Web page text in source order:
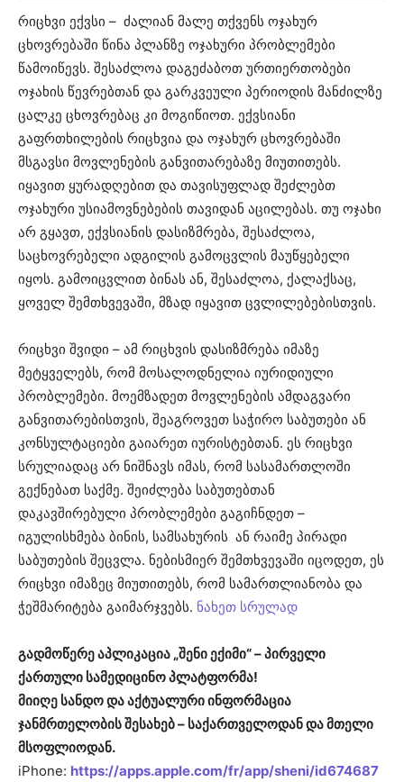
რიცხვი ექვსი – ძალიან მალე თქვენს ოჯახურ
ცხოვრებაში წინა პლანზე ოჯახური პრობლემები
წამოიწევს. შესაძლოა დაგეძაბოთ ურთიერთობები
ოჯახის წევრებთან და გარკვეული პერიოდის მანძილზე
ცალკე ცხოვრებაც კი მოგიწიოთ. ექვსიანი
გაფრთხილების რიცხვია და ოჯახურ ცხოვრებაში
მსგავსი მოვლენების განვითარებაზე მიუთითებს.
იყავით ყურადღებით და თავისუფლად შეძლებთ
ოჯახური უსიამოვნებების თავიდან აცილებას. თუ ოჯახი
არ გყავთ, ექვსიანის დასიზმრება, შესაძლოა,
საცხოვრებელი ადგილის გამოცვლის მაუწყებელი
იყოს. გამოიცვლით ბინას ან, შესაძლოა, ქალაქსაც,
ყოველ შემთხვევაში, მზად იყავით ცვლილებებისთვის.
რიცხვი შვიდი – ამ რიცხვის დასიზმრება იმაზე
მეტყველებს, რომ მოსალოდნელია იურიდიული
პრობლემები. მოემზადეთ მოვლენების ამდაგვარი
განვითარებისთვის, შეაგროვეთ საჭირო საბუთები ან
კონსულტაციები გაიარეთ იურისტებთან. ეს რიცხვი
სრულიადაც არ ნიშნავს იმას, რომ სასამართლოში
გექნებათ საქმე. შეიძლება საბუთებთან
დაკავშირებული პრობლემები გაგიჩნდეთ –
იგულისხმება ბინის, სამსახურის ან რაიმე პირადი
საბუთების შეცვლა. ნებისმიერ შემთხვევაში იცოდეთ, ეს
რიცხვი იმაზეც მიუთითებს, რომ სამართლიანობა და
ჭეშმარიტება გაიმარჯვებს. ნახეთ სრულად
გადმოწერე აპლიკაცია „შენი ექიმი“ – პირველი
ქართული სამედიცინო პლატფორმა!
მიიღე სანდო და აქტუალური ინფორმაცია
ჯანმრთელობის შესახებ – საქართველოდან და მთელი
მსოფლიოდან.
iPhone: https://apps.apple.com/fr/app/sheni/id674687